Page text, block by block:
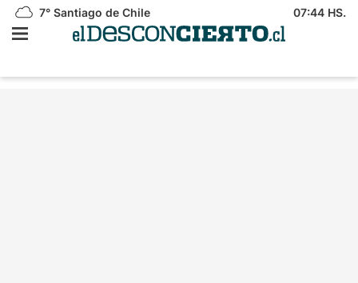
7° Santiago de Chile 07:44 HS.